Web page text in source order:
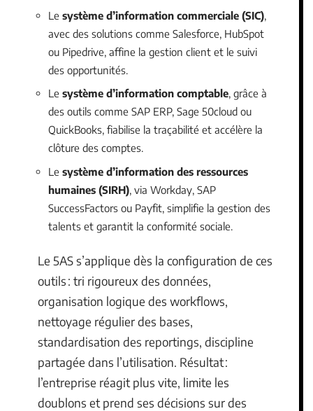
Le système d’information commerciale (SIC)
avec des solutions comme Salesforce, HubSpot
ou Pipedrive, affine la gestion client et le suivi
des opportunités.
Le système d’information comptable, grâce à
des outils comme SAP ERP, Sage 50cloud ou
QuickBooks, fiabilise la traçabilité et accélère la
clôture des comptes.
Le système d’information des ressources
humaines (SIRH) , via Workday, SAP
SuccessFactors ou Payfit, simplifie la gestion des
talents et garantit la conformité sociale.
Le 5AS s’applique dès la configuration de ces
outils : tri rigoureux des données,
organisation logique des workflows,
nettoyage régulier des bases,
standardisation des reportings, discipline
partagée dans l’utilisation. Résultat :
l’entreprise réagit plus vite, limite les
doublons et prend ses décisions sur des